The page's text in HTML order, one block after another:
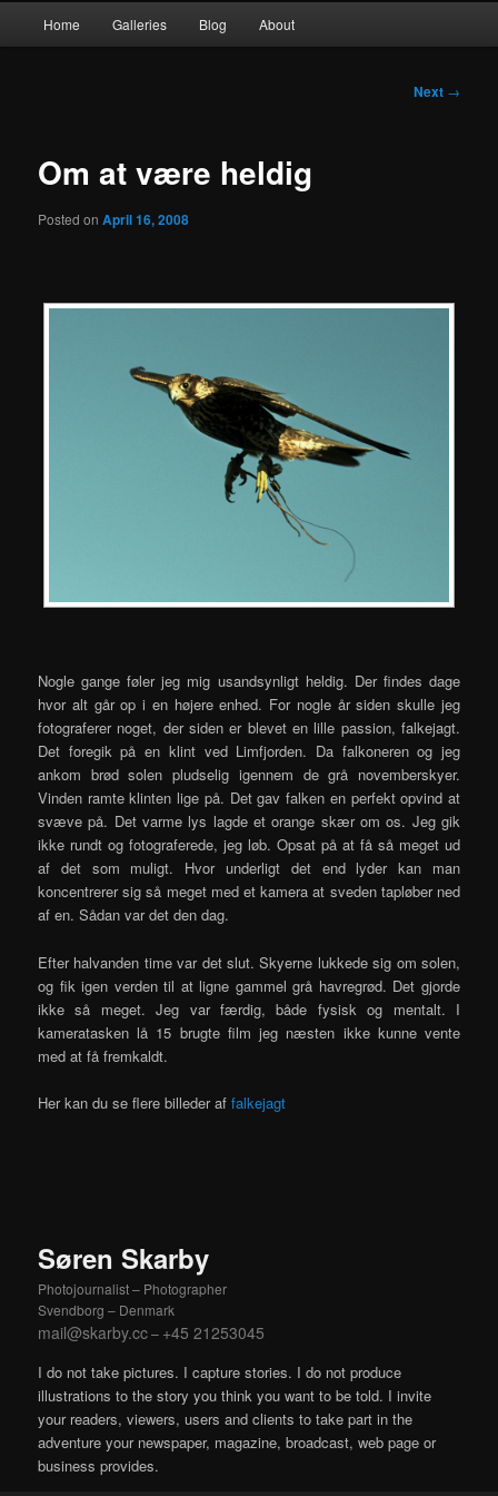
Skip
content
Home Galleries Blog About
Post
Next →
Om at være heldig
Posted onApril 16, 2008
Nogle gange føler jeg mig usandsynligt heldig. Der findes dage
hvor alt går op i en højere enhed. For nogle år siden skulle jeg
fotograferer noget, der siden er blevet en lille passion, falkejagt.
Det foregik på en klint ved Limfjorden. Da falkoneren og jeg
ankom brød solen pludselig igennem de grå novemberskyer.
Vinden ramte klinten lige på. Det gav falken en perfekt opvind at
svæve på. Det varme lys lagde et orange skær om os. Jeg gik
ikke rundt og fotograferede, jeg løb. Opsat på at få så meget ud
af det som muligt. Hvor underligt det end lyder kan man
koncentrerer sig så meget med et kamera at sveden tapløber ned
af en. Sådan var det den dag.
Efter halvanden time var det slut. Skyerne lukkede sig om solen,
og fik igen verden til at ligne gammel grå havregrød. Det gjorde
ikke så meget. Jeg var færdig, både fysisk og mentalt. I
kameratasken lå 15 brugte film jeg næsten ikke kunne vente
med at få fremkaldt.
Her kan du se flere billeder affalkejagt
Søren Skarby
Photojournalist – Photographer
Svendborg – Denmark
mail@skarby.cc– +45 21253045
I do not take pictures. I capture stories. I do not produce
illustrations to the story you think you want to be told. I invite
your readers, viewers, users and clients to take part in the
adventure your newspaper, magazine, broadcast, web page or
business provides.